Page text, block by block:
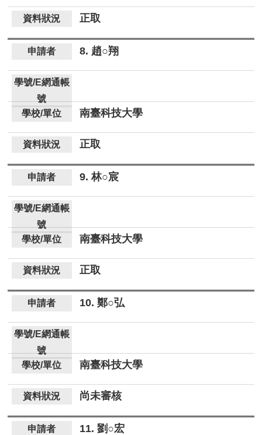
正取
8. 趙○翔
南臺科技大學
正取
9. 林○宸
南臺科技大學
正取
10. 鄭○弘
南臺科技大學
尚未審核
11. 劉○宏